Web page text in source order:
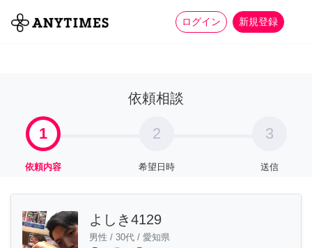
ログイン 新規登録
全て 家事 more_horiz
依頼相談
1
依頼内容
2
希望日時
3
送信
よしき4129
男性 / 30代 / 愛知県